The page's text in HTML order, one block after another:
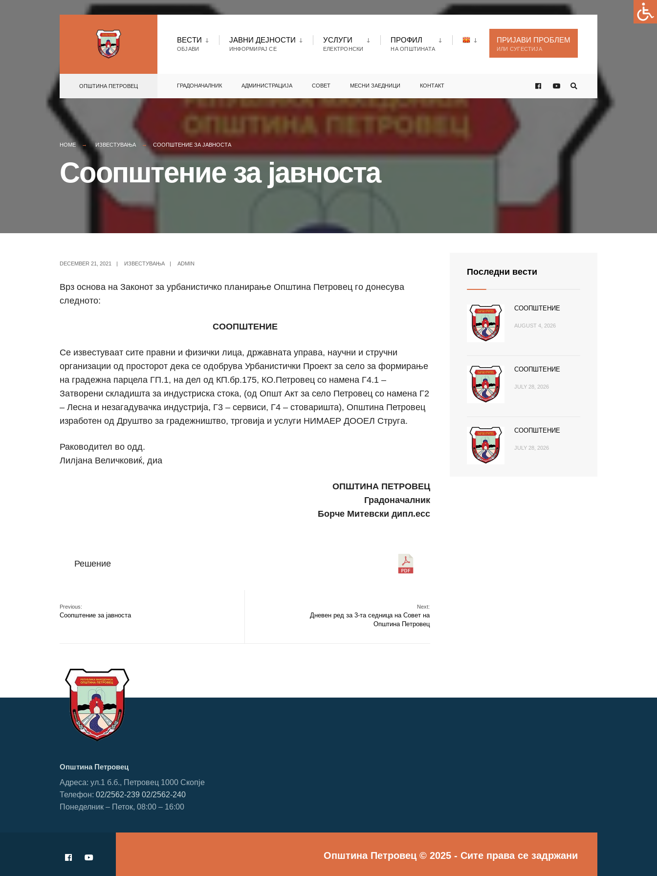
ВЕСТИ
ОБЈАВИ
ЈАВНИ ДЕЈНОСТИ
ИНФОРМИРАЈ СЕ
УСЛУГИ
ЕЛЕКТРОНСКИ
ПРОФИЛ
НА ОПШТИНАТА
ПРИЈАВИ ПРОБЛЕМ
ИЛИ СУГЕСТИЈА
ОПШТИНА ПЕТРОВЕЦ ГРАДОНАЧАЛНИК АДМИНИСТРАЦИЈА СОВЕТ МЕСНИ ЗАЕДНИЦИ КОНТАКТ
HOME ИЗВЕСТУВАЊА СООПШТЕНИЕ ЗА ЈАВНОСТА
Соопштение за јавноста
DECEMBER 21, 2021 | ИЗВЕСТУВАЊА | ADMIN
Врз основа на Законот за урбанистичко планирање Општина Петровец го донесува
следното:
СООПШТЕНИЕ
Се известуваат сите правни и физички лица, државната управа, научни и стручни
организации од просторот дека се одобрува Урбанистички Проект за село за формирање
на градежна парцела ГП.1, на дел од КП.бр.175, КО.Петровец со намена Г4.1 –
Затворени складишта за индустриска стока, (од Општ Акт за село Петровец со намена Г2
– Лесна и незагадувачка индустрија, Г3 – сервиси, Г4 – стоваришта), Општина Петровец
изработен од Друштво за градежништво, трговија и услуги НИМАЕР ДООЕЛ Струга.
Раководител во одд.
Лилјана Величковиќ, диа
ОПШТИНА ПЕТРОВЕЦ
Градоначалник
Борче Митевски дипл.есс
Решение
Previous:
Соопштение за јавноста
Next:
Дневен ред за 3-та седница на Совет на
Општина Петровец
Последни вести
СООПШТЕНИЕ
AUGUST 4, 2026
СООПШТЕНИЕ
JULY 28, 2026
СООПШТЕНИЕ
JULY 28, 2026
Општина Петровец
Адреса: ул.1 б.б., Петровец 1000 Скопје
Телефон: 02/2562-239 02/2562-240
Понеделник – Петок, 08:00 – 16:00
Општина Петровец © 2025 - Сите права се задржани